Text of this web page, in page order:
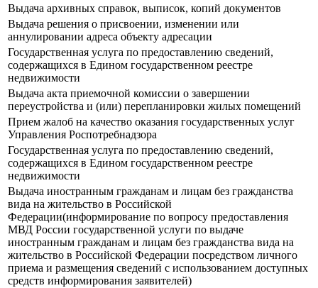
Выдача архивных справок, выписок, копий документов
Выдача решения о присвоении, изменении или
аннулировании адреса объекту адресации
Государственная услуга по предоставлению сведений,
содержащихся в Едином государственном реестре
недвижимости
Выдача акта приемочной комиссии о завершении
переустройства и (или) перепланировки жилых помещений
Прием жалоб на качество оказания государственных услуг
Управления Роспотребнадзора
Государственная услуга по предоставлению сведений,
содержащихся в Едином государственном реестре
недвижимости
Выдача иностранным гражданам и лицам без гражданства
вида на жительство в Российской
Федерации(информирование по вопросу предоставления
МВД России государственной услуги по выдаче
иностранным гражданам и лицам без гражданства вида на
жительство в Российской Федерации посредством личного
приема и размещения сведений с использованием доступных
средств информирования заявителей)